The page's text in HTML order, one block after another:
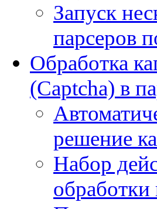
Запуск
парсеров
Обработка
(Captcha) в
решение
Набор
обработки